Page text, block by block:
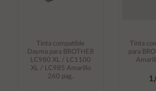
Tinta compatible
Dayma para BROTHER
LC980 XL / LC1100
XL / LC985 Amarillo
260 pag.
Tinta
para